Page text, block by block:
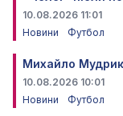
10.08.2026 11:01
Новини
Футбол
Михайло Мудрик
10.08.2026 10:01
Новини
Футбол